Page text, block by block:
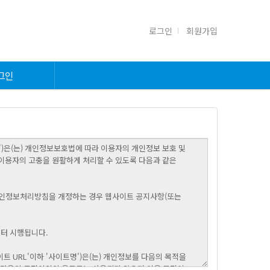
로그인 회원가입
인